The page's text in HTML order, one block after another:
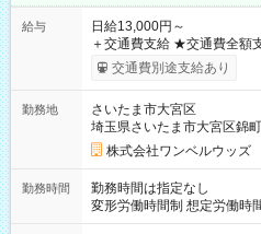
給与
日給13,000円～
＋交通費支給 ★交通費全額支給！ ┗案件により規定あり ★日払
いOK！（規定あり） ┗働い
ンビニATMから 日払い分を引き落と
交通費別途支給あり
勤務地
さいたま市大宮区
埼玉県さいたま市大宮区錦
株式会社ワンベルウッズ
勤務時間
勤務時間は指定なし
変形労働時間制 想定労働時間160時間/月 【
～21：00